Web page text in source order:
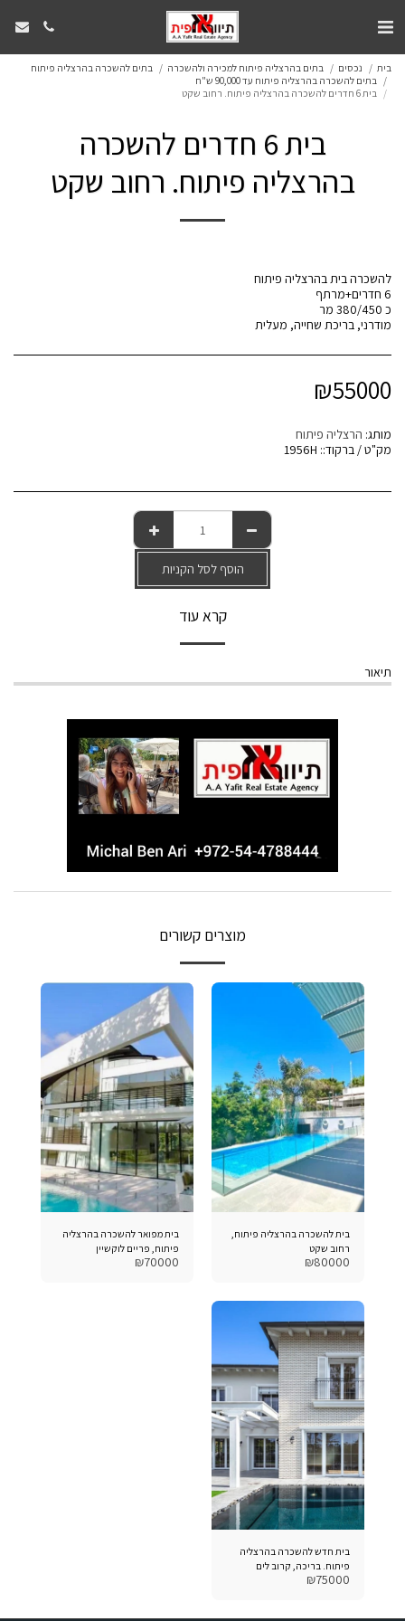
בית נכסים בתים בהרצליה פיתוח למכירה ולהשכרה
בתים להשכרה בהרצליה פיתוח
בתים להשכרה בהרצליה פיתוח עד 90,000 ש"ח
בית 6 חדרים להשכרה בהרצליה פיתוח. רחוב שקט
בית 6 חדרים להשכרה
בהרצליה פיתוח. רחוב שקט
מודרני, בריכת שחייה, מעלית
₪55000
מותג: הרצליה פיתוח
מק"ט / ברקוד:: 1956H
הוסף לסל הקניות
קרא עוד
תיאור
מוצרים קשורים
בית להשכרה בהרצליה פיתוח,
רחוב שקט
₪80000
בית מפואר להשכרה בהרצליה
פיתוח, פריים לוקשיין
₪70000
בית חדש להשכרה בהרצליה
פיתוח. בריכה, קרוב לים
₪75000